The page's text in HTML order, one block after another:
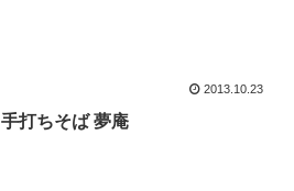
2013.10.23
手打ちそば 夢庵